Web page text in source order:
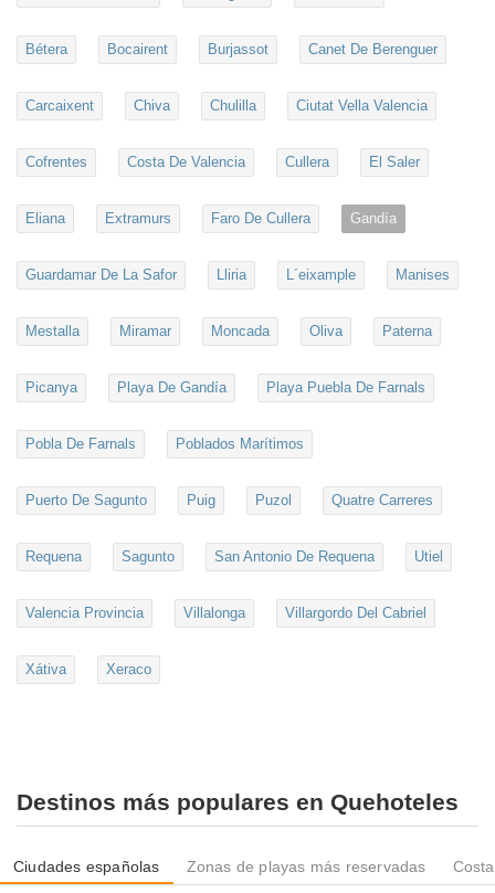
Bétera Bocairent Burjassot Canet De Berenguer
Carcaixent Chiva Chulilla Ciutat Vella Valencia
Cofrentes Costa De Valencia Cullera El Saler
Eliana Extramurs Faro De Cullera Gandía
Guardamar De La Safor Lliria L´eixample Manises
Mestalla Miramar Moncada Oliva Paterna
Picanya Playa De Gandía Playa Puebla De Farnals
Pobla De Farnals Poblados Marítimos
Puerto De Sagunto Puig Puzol Quatre Carreres
Requena Sagunto San Antonio De Requena Utiel
Valencia Provincia Villalonga Villargordo Del Cabriel
Xátiva Xeraco
Destinos más populares en Quehoteles
Ciudades españolas Zonas de playas más reservadas